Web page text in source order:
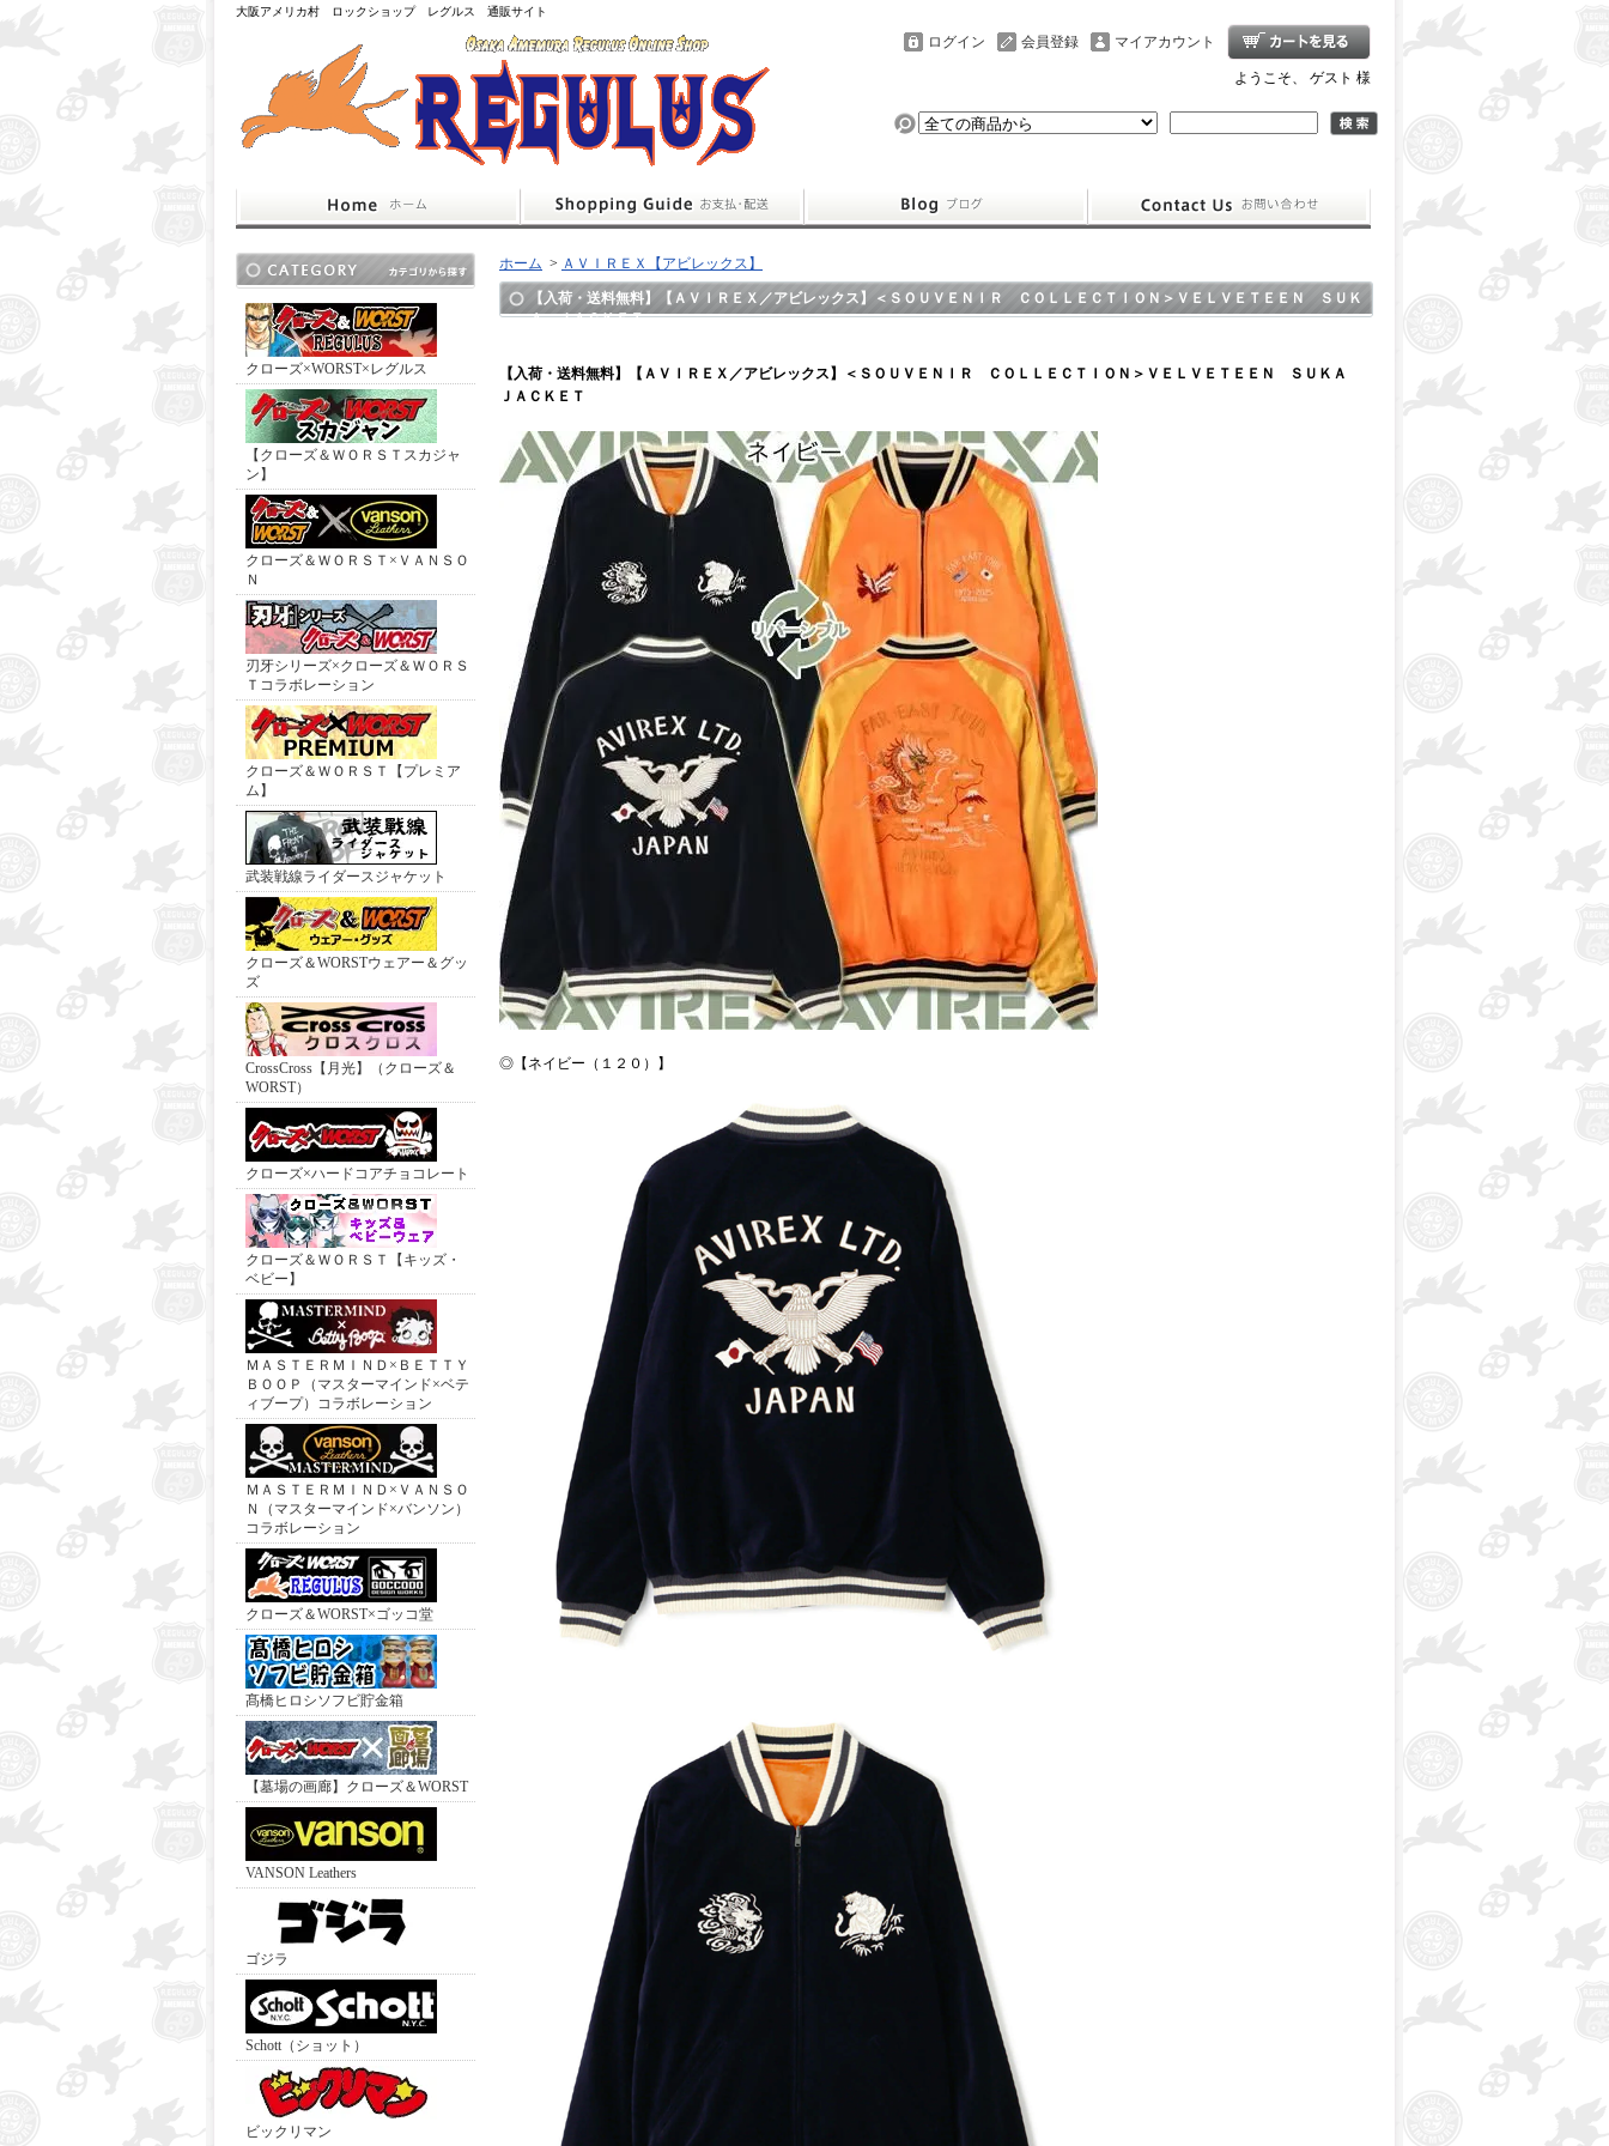
大阪アメリカ村 ロックショップ レグルス 通販サイト
マイアカウント
会員登録
ログイン
ようこそ、 ゲスト 様
クローズ×WORST×レグルス
【クローズ＆ＷＯＲＳＴスカジャ
ン】
クローズ＆ＷＯＲＳＴ×ＶＡＮＳＯ
Ｎ
刃牙シリーズ×クローズ＆ＷＯＲＳ
Ｔコラボレーション
クローズ＆ＷＯＲＳＴ【プレミア
ム】
武装戦線ライダースジャケット
クローズ＆WORSTウェアー＆グッ
ズ
CrossCross【月光】（クローズ＆
WORST）
クローズ×ハードコアチョコレート
クローズ＆ＷＯＲＳＴ【キッズ・
ベビー】
ＭＡＳＴＥＲＭＩＮＤ×ＢＥＴＴＹ
ＢＯＯＰ（マスターマインド×ベテ
ィブープ）コラボレーション
ＭＡＳＴＥＲＭＩＮＤ×ＶＡＮＳＯ
Ｎ（マスターマインド×バンソン）
コラボレーション
クローズ＆WORST×ゴッコ堂
髙橋ヒロシソフビ貯金箱
【墓場の画廊】クローズ＆WORST
VANSON Leathers
ゴジラ
Schott（ショット）
ビックリマン
ホーム > ＡＶＩＲＥＸ【アビレックス】
【入荷・送料無料】【ＡＶＩＲＥＸ／アビレックス】＜ＳＯＵＶＥＮＩＲ ＣＯＬＬＥＣＴＩＯＮ＞ＶＥＬＶＥＴＥＥＮ ＳＵＫ
Ａ ＪＡＣＫＥＴ
【入荷・送料無料】【ＡＶＩＲＥＸ／アビレックス】＜ＳＯＵＶＥＮＩＲ ＣＯＬＬＥＣＴＩＯＮ＞ＶＥＬＶＥＴＥＥＮ ＳＵＫＡ
ＪＡＣＫＥＴ
◎【ネイビー（１２０）】